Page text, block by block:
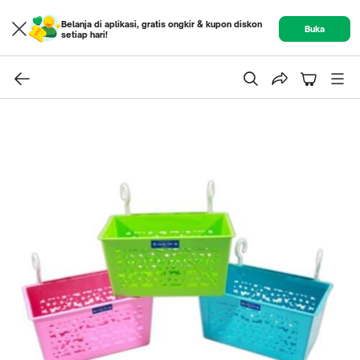
Belanja di aplikasi, gratis ongkir & kupon diskon
setiap hari!
Buka